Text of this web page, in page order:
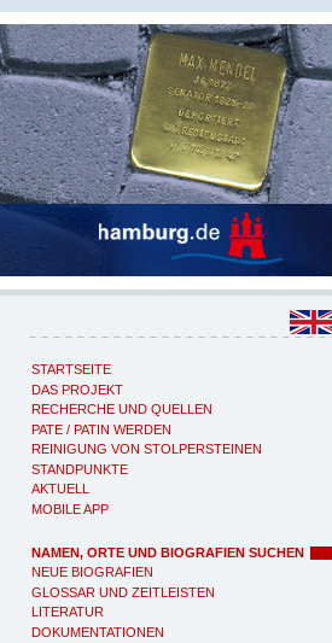
STARTSEITE
DAS PROJEKT
RECHERCHE UND QUELLEN
PATE / PATIN WERDEN
REINIGUNG VON STOLPERSTEINEN
STANDPUNKTE
AKTUELL
MOBILE APP
NAMEN, ORTE UND BIOGRAFIEN SUCHEN
NEUE BIOGRAFIEN
GLOSSAR UND ZEITLEISTEN
LITERATUR
DOKUMENTATIONEN